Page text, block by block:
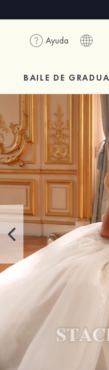
Ayuda
BAILE DE